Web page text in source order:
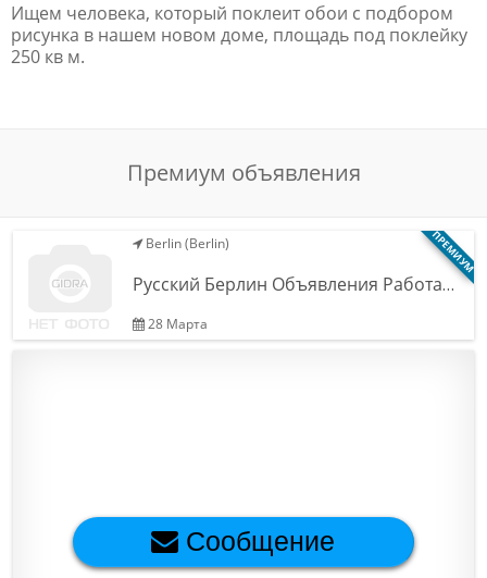
Помощь
Ищем человека, который поклеит обои с подбором
рисунка в нашем новом доме, площадь под поклейку
250 кв м.
Премиум объявления
ПРЕМИУМ
Berlin (Berlin)
Русский Берлин Объявления Работа…
28 Марта
Сообщение